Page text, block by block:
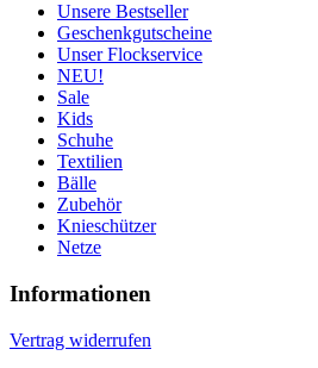
Unsere Bestseller
Geschenkgutscheine
Unser Flockservice
NEU!
Sale
Kids
Schuhe
Textilien
Bälle
Zubehör
Knieschützer
Netze
Informationen
Vertrag widerrufen